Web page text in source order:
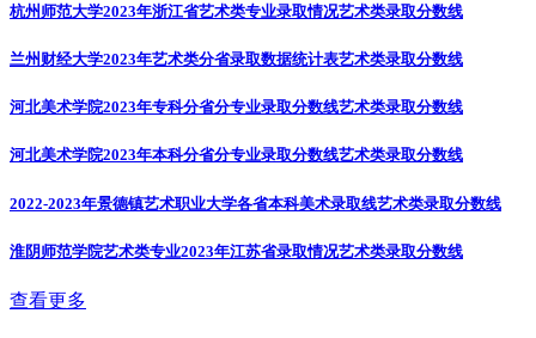
杭州师范大学2023年浙江省艺术类专业录取情况艺术类录取分数线
兰州财经大学2023年艺术类分省录取数据统计表艺术类录取分数线
河北美术学院2023年专科分省分专业录取分数线艺术类录取分数线
河北美术学院2023年本科分省分专业录取分数线艺术类录取分数线
2022-2023年景德镇艺术职业大学各省本科美术录取线艺术类录取分数线
淮阴师范学院艺术类专业2023年江苏省录取情况艺术类录取分数线
查看更多